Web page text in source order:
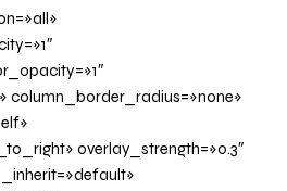
column_border_radius=»none»
overlay_strength=»0.3″